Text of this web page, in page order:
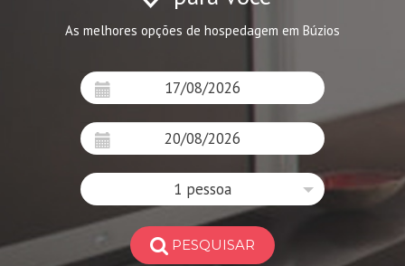
As melhores opções de hospedagem em Búzios
1 pessoa
PESQUISAR